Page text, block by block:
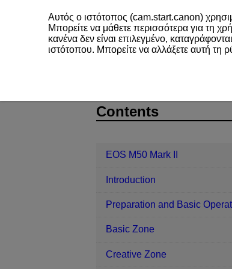
EOS M50 Mark II Playback
Contents
EOS M50 Mark II
Introduction
Preparation and Basic
Basic Zone
Creative Zone
Αυτός ο ιστότοπος (cam.start.canon)
Μπορείτε να μάθετε περισσότερα για τη
κανένα δεν είναι επιλεγμένο,
ιστότοπου. Μπορείτε να αλλάξετε αυτή τη